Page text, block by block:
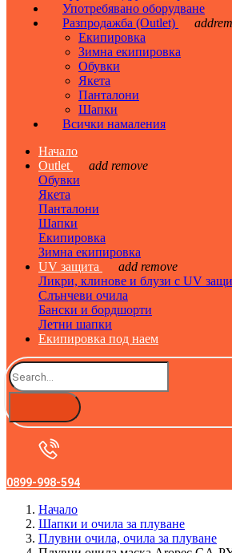
Употребявано оборудване
Разпродажба (Outlet)
add
Екипировка
Зимна екипировка
Обувки
Якета
Панталони
Шапки
Всички намаления
Начало
Outlet
add remove
Обувки
Якета
Панталони
Шапки
Екипировка
Зимна екипировка
UV защита
add remove
Ликри, клинове и блузи с UV
Слънчеви очила
Бански и бордшорти
Летни шапки
Екипировка под наем
0899-998-594
Начало
Шапки и очила за плуване
Плувни очила, очила за плуване